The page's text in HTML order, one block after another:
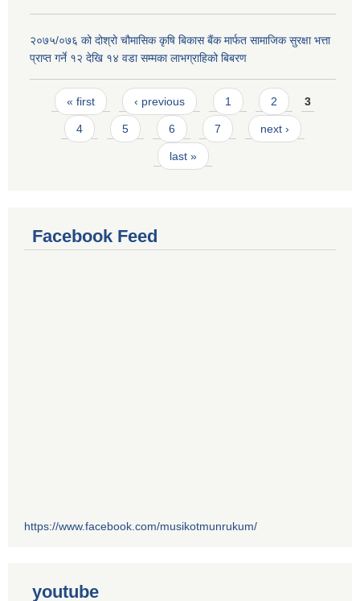
२०७५/०७६ को दोश्रो चौमासिक कृषि बिकास बैंक मार्फत सामाजिक सुरक्षा भत्ता
प्राप्त गर्ने १२ देखि १४ वडा सम्मका लाभग्राहिको बिबरण
Pages
« first ‹ previous 1 2 3
4 5 6 7 next ›
last »
Facebook Feed
https://www.facebook.com/musikotmunrukum/
youtube